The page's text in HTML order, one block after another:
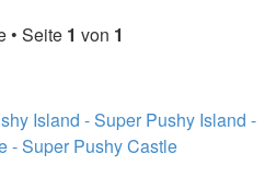
• Seite 1 von 1
Island - Super Pushy Island -
- Super Pushy Castle